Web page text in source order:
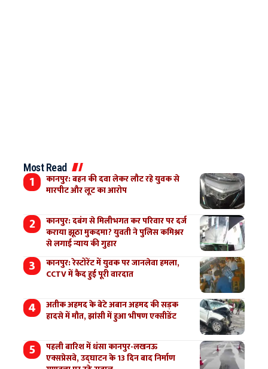
Most Read
कानपुर: बहन की दवा लेकर लौट रहे युवक से
मारपीट और लूट का आरोप
कानपुर: दबंग से मिलीभगत कर परिवार पर दर्ज
कराया झूठा मुकदमा? युवती ने पुलिस कमिश्नर
से लगाई न्याय की गुहार
कानपुर: रेस्टोरेंट में युवक पर जानलेवा हमला,
CCTV में कैद हुई पूरी वारदात
अतीक अहमद के बेटे अबान अहमद की सड़क
हादसे में मौत, झांसी में हुआ भीषण एक्सीडेंट
पहली बारिश में धंसा कानपुर-लखनऊ
एक्सप्रेसवे, उद्घाटन के 13 दिन बाद निर्माण